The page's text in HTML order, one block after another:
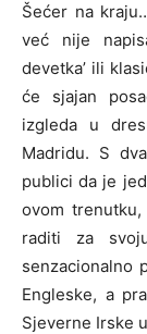
Šećer na
već nije
devetka’ ili
će sjajan
izgleda u
Madridu. S
publici da je
ovom
raditi za
senzacionalno
Engleske, a
Sjeverne Irske